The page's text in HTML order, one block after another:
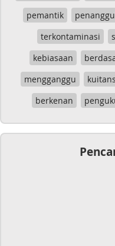
pemantik
terkontaminasi
kebiasaan
mengganggu
berkenan